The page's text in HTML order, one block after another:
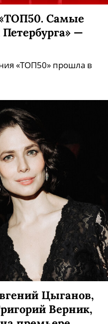
Самые
—
«ТОП50» прошла в
Цыганов,
Верник,